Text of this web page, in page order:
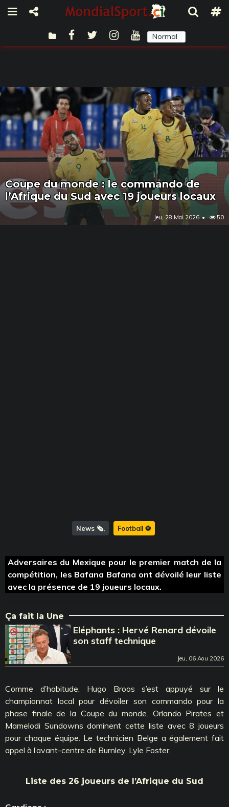
Normal
Coupe du monde : le commando de
l’Afrique du Sud avec 19 joueurs locaux
Jeu, 28 Mai 2026 50
News 🗞️ Football ⚽️
Adversaires du Mexique pour le premier match de la
compétition, les Bafana Bafana ont dévoilé leur liste
avec la présence de 19 joueurs locaux.
Ça fait la Une
Eléphants : Hervé Renard dévoile
son staff technique
Jeu, 06 Aou 2026
Comme d’habitude, Hugo Broos s’est appuyé sur le
championnat local pour dévoiler son commando pour la
phase finale de la Coupe du monde. Orlando Pirates et
Mamelodi Sundowns dominent cette liste avec 8 joueurs
pour chaque équipe. Le technicien Belge a également fait
appel à l’avant-centre de Burnley, Lyle Foster.
Liste des 26 joueurs de l’Afrique du Sud